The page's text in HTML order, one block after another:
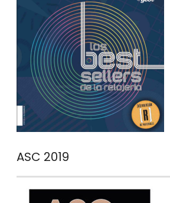
ASC 2019